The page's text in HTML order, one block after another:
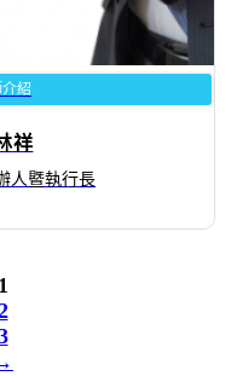
紹
祥
人暨執行長
1